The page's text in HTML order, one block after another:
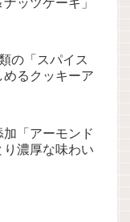
ッツケーキ」
の「スパイス
めるクッキーア
加「アーモンド
濃厚な味わい